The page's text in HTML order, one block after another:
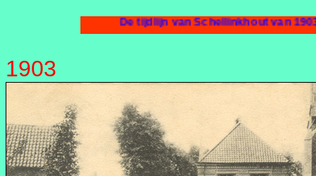
De tijdlijn van Schellinkhout van 1903.
1903